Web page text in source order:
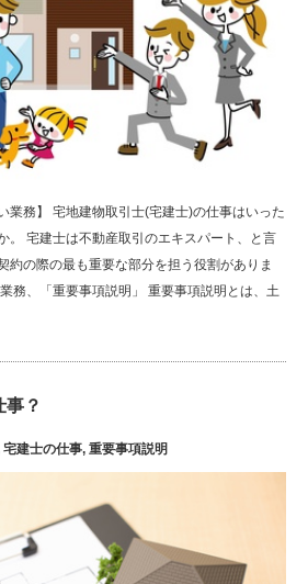
業務】 宅地建物取引士(宅建士)の仕事はいった
。 宅建士は不動産取引のエキスパート、と言
約の際の最も重要な部分を担う役割がありま
務、「重要事項説明」 重要事項説明とは、土
事？
宅建士の仕事, 重要事項説明